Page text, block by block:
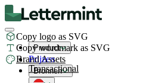
Copy logo as SVG
Copy wordmark as SVG
Brand Assets
Product
Transactional
Prijzen
Bronnen